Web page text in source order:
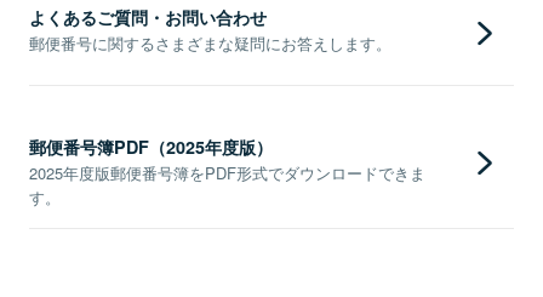
よくあるご質問・お問い合わせ
郵便番号に関するさまざまな疑問にお答えします。
郵便番号簿PDF（2025年度版）
2025年度版郵便番号簿をPDF形式でダウンロードできま
す。